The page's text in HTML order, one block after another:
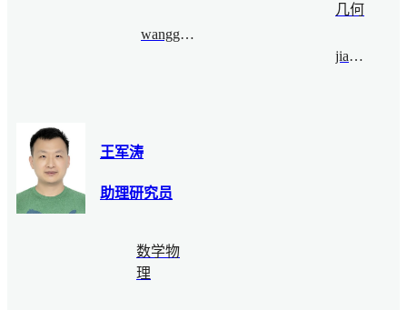
wanggaoming@bimsa.cn
几何
jianpw@bimsa.cn
王军涛
助理研究员
数学物
理